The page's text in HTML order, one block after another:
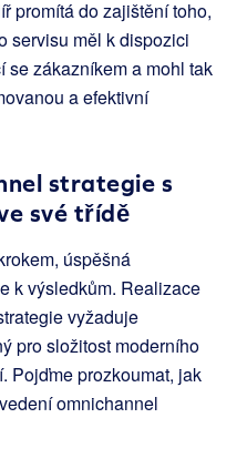
promítá do zajištění toho,
servisu měl k dispozici
se zákazníkem a mohl tak
a efektivní
strategie s
své třídě
úspěšná
k výsledkům. Realizace
vyžaduje
pro složitost moderního
Pojďme prozkoumat, jak
omnichannel